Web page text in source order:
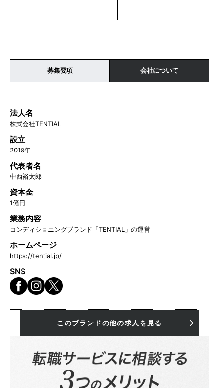
募集要項 会社について
法人名
株式会社TENTIAL
設立
2018年
代表者名
中西裕太郎
資本金
1億円
業務内容
コンディショニングブランド「TENTIAL」の運営
ホームページ
https://tential.jp/
SNS
このブランドの他の求人を見る